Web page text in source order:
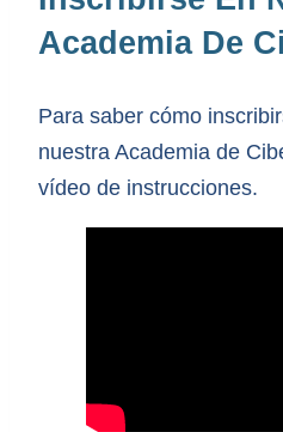
Academia De
Para saber cómo
nuestra Academia de
vídeo de instrucciones.